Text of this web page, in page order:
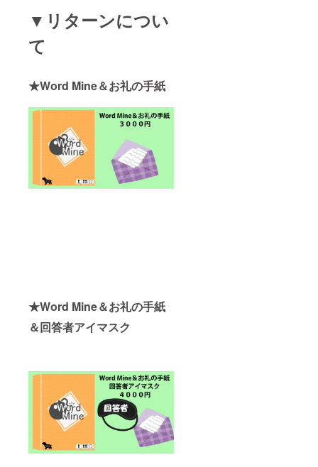
▼リターンについ
て
★Word Mine＆お礼の手紙
★Word Mine＆お礼の手紙
＆回答者アイマスク